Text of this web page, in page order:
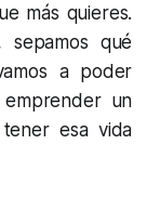
más quieres.
sepamos qué
a poder
un
esa vida